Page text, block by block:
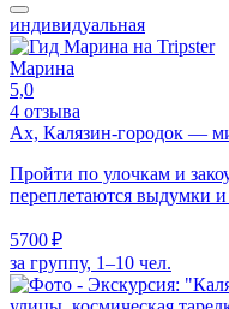
индивидуальная
Марина
5,0
4 отзыва
Ах, Калязин-городок —
Пройти по улочкам и
переплетаются выдумки
5700 ₽
за группу, 1–10 чел.